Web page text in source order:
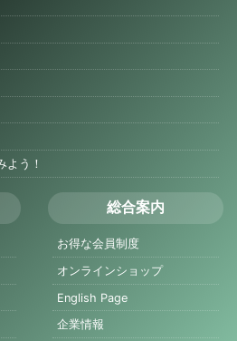
よう！
総合案内
お得な会員制度
オンラインショップ
English Page
企業情報